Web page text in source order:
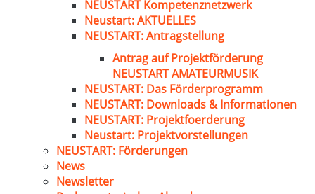
NEUSTART Kompetenznetzwerk
Neustart: AKTUELLES
NEUSTART: Antragstellung
Antrag auf Projektförderung
NEUSTART AMATEURMUSIK
NEUSTART: Das Förderprogramm
NEUSTART: Downloads & Informationen
NEUSTART: Projektfoerderung
Neustart: Projektvorstellungen
NEUSTART: Förderungen
News
Newsletter